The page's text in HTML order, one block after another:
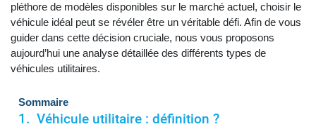
pléthore de modèles disponibles sur le marché actuel, choisir le
véhicule idéal peut se révéler être un véritable défi. Afin de vous
guider dans cette décision cruciale, nous vous proposons
aujourd’hui une analyse détaillée des différents types de
véhicules utilitaires.
Sommaire
Véhicule utilitaire : définition ?